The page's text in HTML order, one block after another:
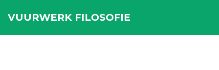
VUURWERK FILOSOFIE